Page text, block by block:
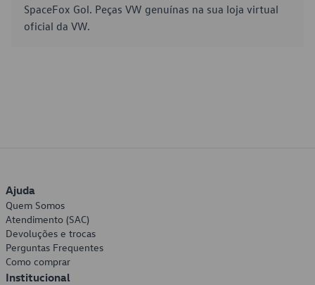
SpaceFox Gol. Peças VW genuínas na sua loja virtual
oficial da VW.
Ajuda
Quem Somos
Atendimento (SAC)
Devoluções e trocas
Perguntas Frequentes
Como comprar
Institucional